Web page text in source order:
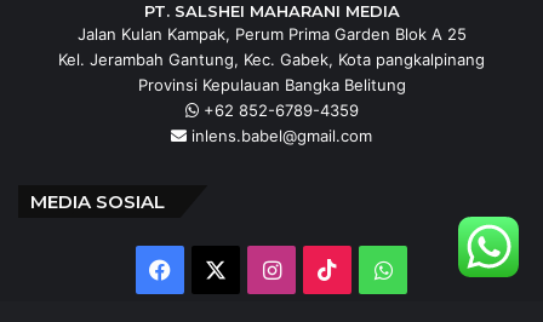
PT. SALSHEI MAHARANI MEDIA
Jalan Kulan Kampak, Perum Prima Garden Blok A 25
Kel. Jerambah Gantung, Kec. Gabek, Kota pangkalpinang
Provinsi Kepulauan Bangka Belitung
+62 852-6789-4359
inlens.babel@gmail.com
MEDIA SOSIAL
Facebook Instagram
TikTokWhatsApp